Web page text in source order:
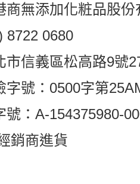
商無添加化粧品股份
8722 0680
市信義區松高路9號
字號：0500字第
號：A-154375980-
銷商進貨